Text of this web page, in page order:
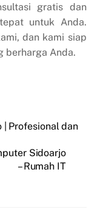
gratis dan
untuk Anda.
dan kami siap
berharga Anda.
| Profesional dan
Sidoarjo
– Rumah IT